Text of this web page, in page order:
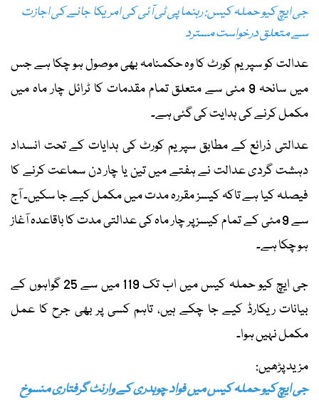
جی ایچ کیو حملہ کیس: رہنما پی ٹی آئی کی امریکا جانے کی اجازت
سے متعلق درخواست مسترد
عدالت کو سپریم کورٹ کا وہ حکمنامہ بھی موصول ہو چکا ہے جس
میں سانحہ 9 مئی سے متعلق تمام مقدمات کا ٹرائل چار ماہ میں
مکمل کرنے کی ہدایت کی گئی ہے۔
عدالتی ذرائع کے مطابق سپریم کورٹ کی ہدایات کے تحت انسداد
دہشت گردی عدالت نے ہفتے میں تین یا چار دن سماعت کرنے کا
فیصلہ کیا ہے تاکہ کیسز مقررہ مدت میں مکمل کیے جا سکیں۔ آج
سے 9 مئی کے تمام کیسز پر چار ماہ کی عدالتی مدت کا باقاعدہ آغاز
ہو چکا ہے۔
جی ایچ کیو حملہ کیس میں اب تک 119 میں سے 25 گواہوں کے
بیانات ریکارڈ کیے جا چکے ہیں، تاہم کسی پر بھی جرح کا عمل
مکمل نہیں ہوا۔
مزید پڑھیں:
جی ایچ کیو حملہ کیس میں فواد چوہدری کے وارنٹ گرفتاری منسوخ